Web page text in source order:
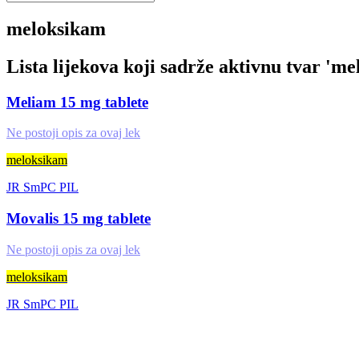
meloksikam
Lista lijekova koji sadrže aktivnu tvar '
Meliam 15 mg tablete
Ne postoji opis za ovaj lek
meloksikam
JR SmPC PIL
Movalis 15 mg tablete
Ne postoji opis za ovaj lek
meloksikam
JR SmPC PIL